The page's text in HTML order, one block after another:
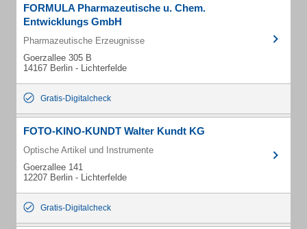
FORMULA Pharmazeutische u. Chem.
Entwicklungs GmbH
Pharmazeutische Erzeugnisse
Goerzallee 305 B
14167 Berlin - Lichterfelde
Gratis-Digitalcheck
FOTO-KINO-KUNDT Walter Kundt KG
Optische Artikel und Instrumente
Goerzallee 141
12207 Berlin - Lichterfelde
Gratis-Digitalcheck